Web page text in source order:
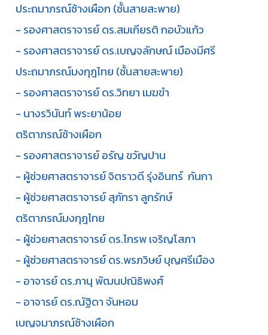
ประถมาภรณ์ช้างเผือก (ชั้นสายสะพาย)
- รองศาสตราจารย์ ดร.สมเกียรติ กอบัวแก้ว
- รองศาสตราจารย์ ดร.เบญจลักษณ์ เมืองมีศรี
ประถมาภรณ์มงกุฎไทย (ชั้นสายสะพาย)
- รองศาสตราจารย์ ดร.วิทยา เมฆขำ
- นางรวินันท์ พระยาน้อย
ตริตาภรณ์ช้างเผือก
- รองศาสตราจารย์ อรัญ ขวัญปาน
- ผู้ช่วยศาสตราจารย์ จิตราวดี รุ่งอินทร์ กันกา
- ผู้ช่วยศาสตราจารย์ สุภัทรา ลูกรักษ์
ตริตาภรณ์มงกุฎไทย
- ผู้ช่วยศาสตราจารย์ ดร.ไกรพ เจริญโสภา
- ผู้ช่วยศาสตราจารย์ ดร.พรภวิษย์ บุญศรีเมือง
- อาจารย์ ดร.ภานุ พัฒนปณิธิพงศ์
- อาจารย์ ดร.ณัฐิดา จันหอม
เบญจมาภรณ์ช้างเผือก